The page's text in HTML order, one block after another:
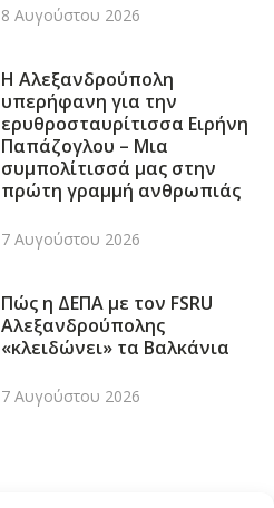
8 Αυγούστου 2026
Η Αλεξανδρούπολη
υπερήφανη για την
ερυθροσταυρίτισσα Ειρήνη
Παπάζογλου – Μια
συμπολίτισσά μας στην
πρώτη γραμμή ανθρωπιάς
7 Αυγούστου 2026
Πώς η ΔΕΠΑ με τον FSRU
Αλεξανδρούπολης
«κλειδώνει» τα Βαλκάνια
7 Αυγούστου 2026